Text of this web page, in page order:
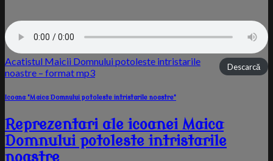
Acatistul Maicii Domnului potoleste intristarile
noastre – format mp3
Descarcă
Icoana "Maica Domnului potoleste intristarile noastre"
Reprezentari ale icoanei Maica
Domnului potoleste intristarile
noastre